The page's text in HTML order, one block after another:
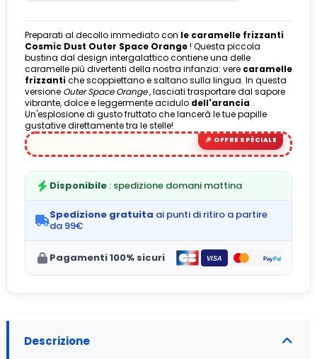
Preparati al decollo immediato con le caramelle frizzanti
Cosmic Dust Outer Space Orange! Questa piccola
bustina dal design intergalattico contiene una delle
caramelle più divertenti della nostra infanzia: vere caramelle
frizzantiche scoppiettano e saltano sulla lingua. In questa
versione Outer Space Orange, lasciati trasportare dal sapore
vibrante, dolce e leggermente acidulo dell'arancia .
Un'esplosione di gusto fruttato che lancerà le tue papille
gustative direttamente tra le stelle!
Disponibile : spedizione domani mattina
Spedizione gratuita ai punti di ritiro a partire
da 99€
Pagamenti 100% sicuri
Descrizione